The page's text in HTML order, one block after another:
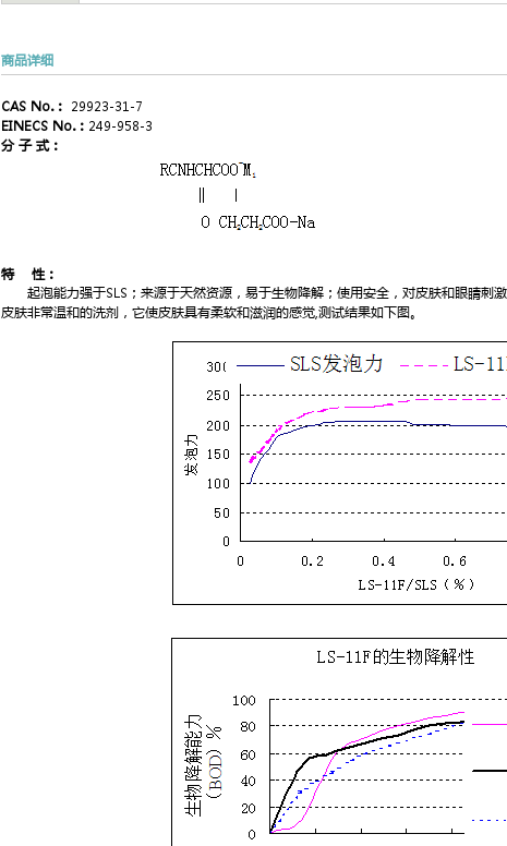
商品详细
CAS No.： 29923-31-7
EINECS No.： 249-958-3
分 子 式：
特 性：
起泡能力强于SLS；来源于天然资源，易于生物降解；使用安全，对皮肤和眼睛刺
皮肤非常温和的洗剂，它使皮肤具有柔软和滋润的感觉,测试结果如下图。